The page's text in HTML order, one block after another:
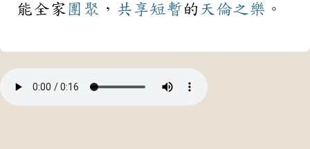
能全家團聚 ， 共享短暫 的 天倫之樂 。